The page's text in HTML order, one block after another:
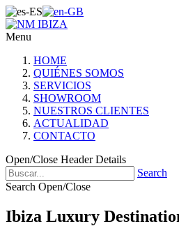
Menu
HOME
QUIÉNES SOMOS
SERVICIOS
SHOWROOM
NUESTROS CLIENTES
ACTUALIDAD
CONTACTO
Open/Close Header Details
Search
Search Open/Close
Ibiza Luxury